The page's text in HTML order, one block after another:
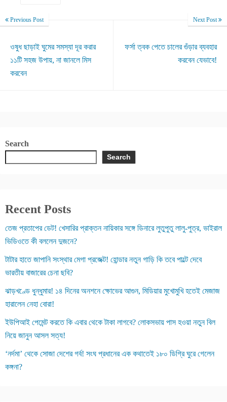
Previous Post
ওষুধ ছাড়াই ঘুমের সমস্যা দূর করার
১১টি সহজ উপায়, না জানলে মিস
করবেন
Next Post
ফর্সা ত্বক পেতে চালের গুঁড়ার ব্যবহার
করবেন যেভাবে!
Search
Search
Recent Posts
তেজ প্রতাপের ডেট! খেসারির প্রাক্তন নায়িকার সঙ্গে ডিনারে লুতুপুতু লালু-পুত্র, ভাইরাল
ভিডিওতে কী বললেন দুজনে?
টাটার হাতে জাপানি সংস্থার মেগা প্রজেক্ট! হোন্ডার নতুন গাড়ি কি তবে পাল্টে দেবে
ভারতীয় বাজারের চেনা ছবি?
ঝাড়খণ্ডে ধুন্ধুমার! ১৪ দিনের অনশনে ক্ষোভের আগুন, মিডিয়ার মুখোমুখি হতেই মেজাজ
হারালেন নেহা বোরা!
ইউপিআই পেমেন্ট করতে কি এবার থেকে টাকা লাগবে? লোকসভায় পাস হওয়া নতুন বিল
নিয়ে জানুন আসল সত্য!
‘নর্দমা’ থেকে সোজা দেশের গর্ব! সংঘ প্রধানের এক কথাতেই ১৮০ ডিগ্রি ঘুরে গেলেন
কঙ্গনা?